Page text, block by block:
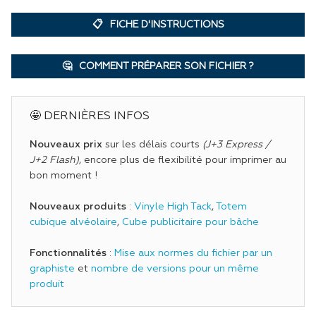
FICHE D'INSTRUCTIONS
COMMENT PRÉPARER SON FICHIER ?
🤩 DERNIÈRES INFOS
Nouveaux prix sur les délais courts (J+3 Express /
J+2 Flash), encore plus de flexibilité pour imprimer au
bon moment !
Nouveaux produits : Vinyle High Tack,
Totem
cubique alvéolaire, Cube publicitaire pour bâche
Fonctionnalités : Mise aux normes du fichier par un
graphiste et nombre de versions pour un même
produit